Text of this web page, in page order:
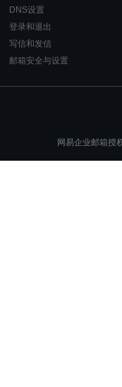
DNS设置
登录和退出
写信和发信
邮箱安全与设置
网易企业邮箱